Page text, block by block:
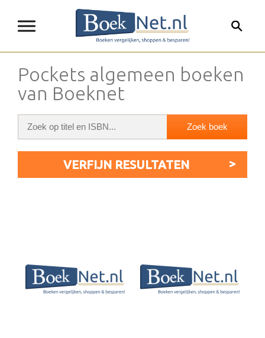
Pockets algemeen boeken
van Boeknet
VERFIJN RESULTATEN